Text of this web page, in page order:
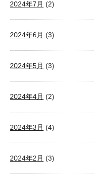
2024年7月 (2)
2024年6月 (3)
2024年5月 (3)
2024年4月 (2)
2024年3月 (4)
2024年2月 (3)